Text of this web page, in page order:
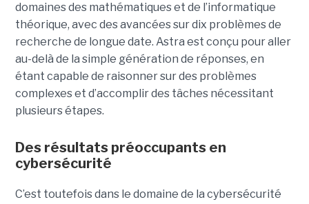
domaines des mathématiques et de l’informatique
théorique, avec des avancées sur dix problèmes de
recherche de longue date. Astra est conçu pour aller
au-delà de la simple génération de réponses, en
étant capable de raisonner sur des problèmes
complexes et d’accomplir des tâches nécessitant
plusieurs étapes.
Des résultats préoccupants en
cybersécurité
C’est toutefois dans le domaine de la cybersécurité